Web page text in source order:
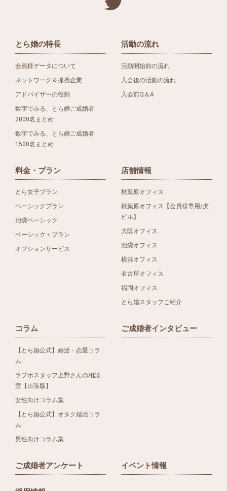
とら婚の特長
会員様データについて
ネットワーク＆提携企業
アドバイザーの役割
数字でみる、とら婚ご成婚者
2000名まとめ
数字でみる、とら婚ご成婚者
1500名まとめ
活動の流れ
活動開始前の流れ
入会後の活動の流れ
入会前Q＆A
料金・プラン
とら女子プラン
ベーシックプラン
池袋ベーシック
ベーシック＋プラン
オプションサービス
店舗情報
秋葉原オフィス
秋葉原オフィス【会員様専用/虎
ビル】
大阪オフィス
池袋オフィス
横浜オフィス
名古屋オフィス
福岡オフィス
とら婚スタッフご紹介
コラム
【とら婚公式】婚活・恋愛コラ
ム
ラブホスタッフ上野さんの相談
室【出張版】
女性向けコラム集
【とら婚公式】オタク婚活コラ
ム
男性向けコラム集
ご成婚者インタビュー
ご成婚者アンケート イベント情報